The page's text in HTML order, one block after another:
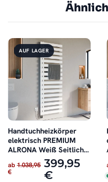
AUF LAGER
Handtuchheizkörper
elektrisch PREMIUM
ALRONA Weiß Seitlich
offen inkl. Heizstab
ab 1.038,95
€
399,95
€